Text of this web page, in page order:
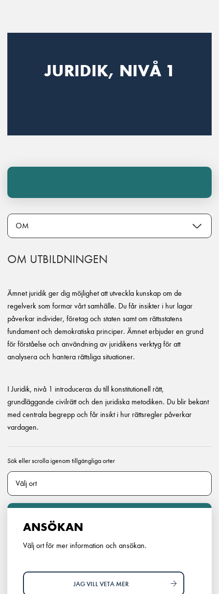
JURIDIK, NIVÅ 1
OM UTBILDNINGEN
Ämnet juridik ger dig möjlighet att utveckla kunskap om de
regelverk som formar vårt samhälle. Du får insikter i hur lagar
påverkar individer, företag och staten samt om rättsstatens
fundament och demokratiska principer. Ämnet erbjuder en grund
för förståelse och användning av juridikens verktyg för att
analysera och hantera rättsliga situationer.
I Juridik, nivå 1 introduceras du till konstitutionell rätt,
grundläggande civilrätt och den juridiska metodiken. Du blir bekant
med centrala begrepp och får insikt i hur rättsregler påverkar
vardagen.
Sök eller scrolla igenom tillgängliga orter
ANSÖKAN
Välj ort för mer information och ansökan.
JAG VILL VETA MER